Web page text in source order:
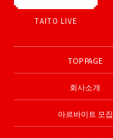
TAITO LIVE
TOP PAGE
회사소개
아르바이트 모집